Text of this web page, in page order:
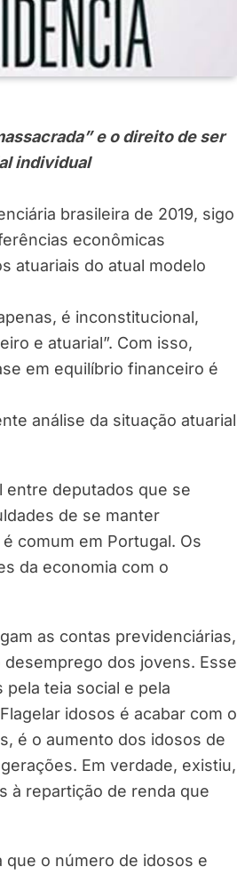
e o direito de ser
individual
brasileira de 2019, sigo
econômicas
atuariais do atual modelo
é inconstitucional,
e atuarial”. Com isso,
em equilíbrio financeiro é
análise da situação atuarial
entre deputados que se
de se manter
comum em Portugal. Os
da economia com o
as contas previdenciárias,
dos jovens. Esse
teia social e pela
idosos é acabar com o
é o aumento dos idosos de
Em verdade, existiu,
à repartição de renda que
o número de idosos e